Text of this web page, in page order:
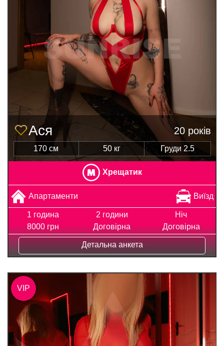
Ася 20 років
170 см 50 кг Груди 2.5
Хрещатик
Апартаменти Виїзд
1 година
8000 грн
2 години
Договірна
Ніч
Договірна
Детальна анкета
VIP